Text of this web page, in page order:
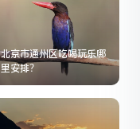
北京市通州区吃喝玩乐哪
里安排？